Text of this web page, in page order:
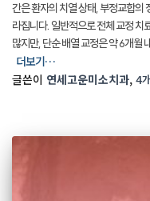
간은 환자의 치열 상태, 부정교합의
라집니다. 일반적으로 전체 교정 치
많지만, 단순 배열 교정은 약 6개월
더보기…
글쓴이 연세고운미소치과, 4